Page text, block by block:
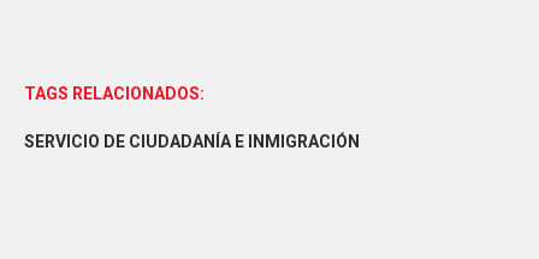
TAGS RELACIONADOS:
SERVICIO DE CIUDADANÍA E INMIGRACIÓN